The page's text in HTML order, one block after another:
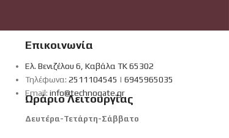
Επικοινωνία
Ελ. Βενιζέλου 6, Καβάλα ΤΚ 65302
Τηλέφωνα: 2511104545 | 6945965035
Email: info@technogate.gr
Ωράριο Λειτουργίας
Δευτέρα-Τετάρτη-Σάββατο